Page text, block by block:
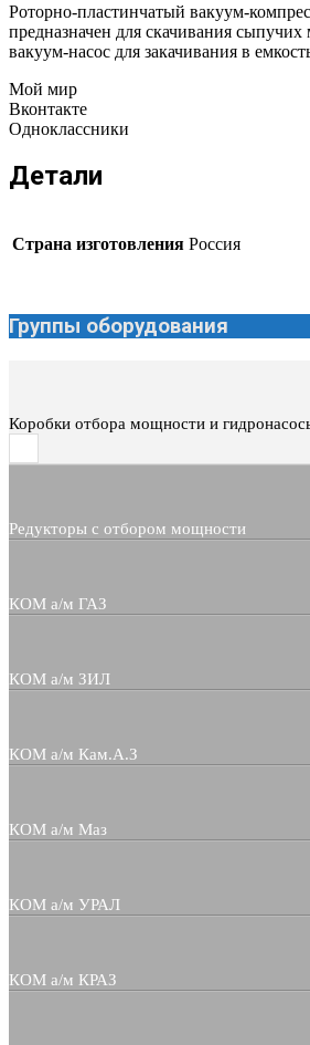
Роторно-пластинчатый вакуум-
предназначен для скачивания
вакуум-насос для закачивания в
Мой мир
Вконтакте
Одноклассники
Детали
Страна изготовления Россия
Группы оборудования
Коробки отбора мощности и
Редукторы с отбором мощности
КОМ а/м ГАЗ
КОМ а/м ЗИЛ
КОМ а/м Кам.А.З
КОМ а/м Маз
КОМ а/м УРАЛ
КОМ а/м КРАЗ